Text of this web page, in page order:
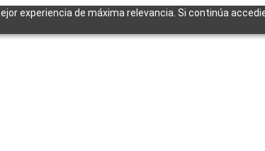
experiencia de máxima relevancia. Si continúa